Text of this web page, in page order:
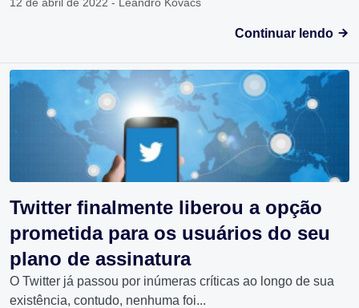
Continuar lendo
Twitter finalmente liberou a opção
prometida para os usuários do seu
plano de assinatura
O Twitter já passou por inúmeras críticas ao longo de sua
existência, contudo, nenhuma foi...